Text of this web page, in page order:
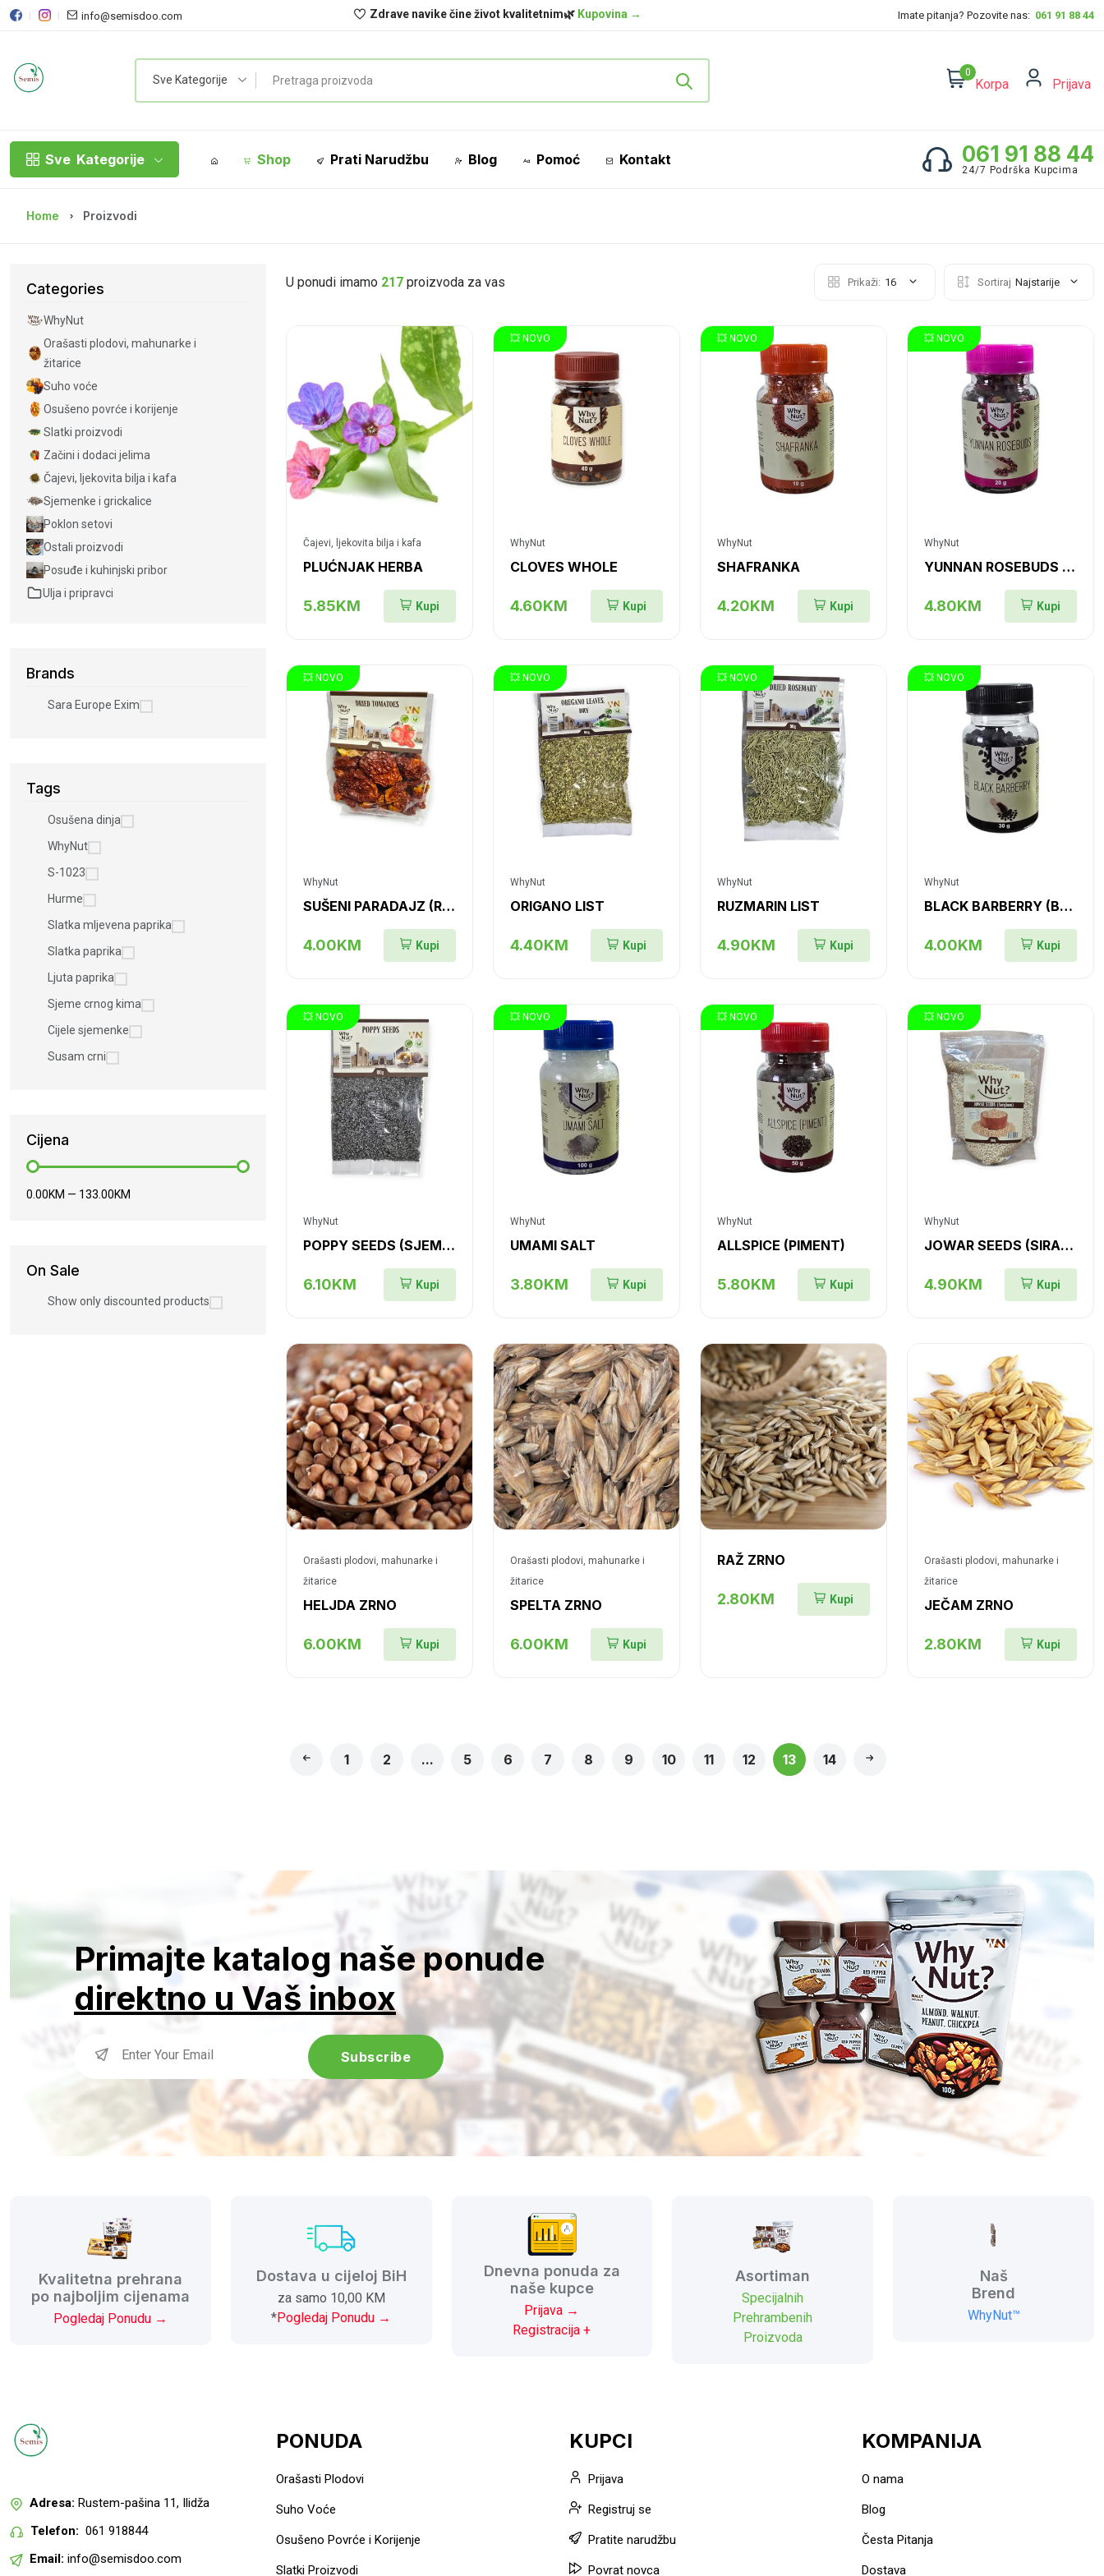
info@semisdoo.com Zdrave navike čine život kvalitetnim🌿Kupovina →
Imate pitanja? Pozovite nas: 061 91 88 44
Sve Kategorije
0
Korpa Prijava
Sve Kategorije Shop Prati Narudžbu Blog Pomoć Kontakt 061 91 88 44
24/7 Podrška Kupcima
Home Proizvodi
Categories
WhyNut
Orašasti plodovi, mahunarke i
žitarice
Suho voće
Osušeno povrće i korijenje
Slatki proizvodi
Začini i dodaci jelima
Čajevi, ljekovita bilja i kafa
Sjemenke i grickalice
Poklon setovi
Ostali proizvodi
Posuđe i kuhinjski pribor
Ulja i pripravci
Brands
Sara Europe Exim
Tags
Osušena dinja
WhyNut
S-1023
Hurme
Slatka mljevena paprika
Slatka paprika
Ljuta paprika
Sjeme crnog kima
Cijele sjemenke
Susam crni
Cijena
0.00KM — 133.00KM
On Sale
Show only discounted products
U ponudi imamo 217 proizvoda za vas Prikaži: 16 Sortiraj Najstarije
Čajevi, ljekovita bilja i kafa
PLUĆNJAK HERBA
5.85KM Kupi
💥 NOVO
WhyNut
CLOVES WHOLE
4.60KM Kupi
💥 NOVO
WhyNut
SHAFRANKA
4.20KM Kupi
💥 NOVO
WhyNut
YUNNAN ROSEBUDS (RUŽA YUNNAN, PUPULJCI)
4.80KM Kupi
💥 NOVO
WhyNut
SUŠENI PARADAJZ (RAJČICA)
4.00KM Kupi
💥 NOVO
WhyNut
ORIGANO LIST
4.40KM Kupi
💥 NOVO
WhyNut
RUZMARIN LIST
4.90KM Kupi
💥 NOVO
WhyNut
BLACK BARBERRY (BARBARIS, ŽUTIKA)
4.00KM Kupi
💥 NOVO
WhyNut
POPPY SEEDS (SJEME MAKA)
6.10KM Kupi
💥 NOVO
WhyNut
UMAMI SALT
3.80KM Kupi
💥 NOVO
WhyNut
ALLSPICE (PIMENT)
5.80KM Kupi
💥 NOVO
WhyNut
JOWAR SEEDS (SIRAK ZRNO)
4.90KM Kupi
Orašasti plodovi, mahunarke i
žitarice
HELJDA ZRNO
6.00KM Kupi
Orašasti plodovi, mahunarke i
žitarice
SPELTA ZRNO
6.00KM Kupi
RAŽ ZRNO
2.80KM Kupi
Orašasti plodovi, mahunarke i
žitarice
JEČAM ZRNO
2.80KM Kupi
1 2 ... 5 6 7 8 9 10 11 12 13 14
Primajte katalog naše ponude
direktno u Vaš inbox
Subscribe
Kvalitetna prehrana
po najboljim cijenama
Pogledaj Ponudu →
Dostava u cijeloj BiH
za samo 10,00 KM
*Pogledaj Ponudu →
Dnevna ponuda za
naše kupce
Prijava →
Registracija +
Asortiman
Specijalnih
Prehrambenih
Proizvoda
Naš
Brend
WhyNut™
Adresa: Rustem-pašina 11, Ilidža
Telefon: 061 918844
Email: info@semisdoo.com
PONUDA
Orašasti Plodovi
Suho Voće
Osušeno Povrće i Korijenje
Slatki Proizvodi
KUPCI
Prijava
Registruj se
Pratite narudžbu
Povrat novca
KOMPANIJA
O nama
Blog
Česta Pitanja
Dostava